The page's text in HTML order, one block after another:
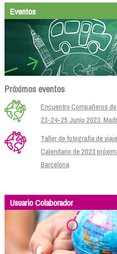
Eventos
Próximos eventos
Encuentro Compañeros
23-24-25 Junio 2023.
Taller de fotografía de
Calendario de 2023
Barcelona
Usuario Colaborador